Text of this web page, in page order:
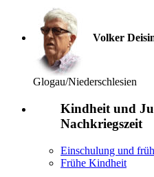
Volker
Glogau/Niederschlesien
Kindheit und
Nachkriegszeit
Einschulung und
Frühe Kindheit